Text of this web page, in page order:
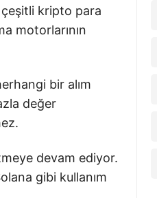
kripto para
motorlarının
bir alım
değer
devam ediyor.
gibi kullanım